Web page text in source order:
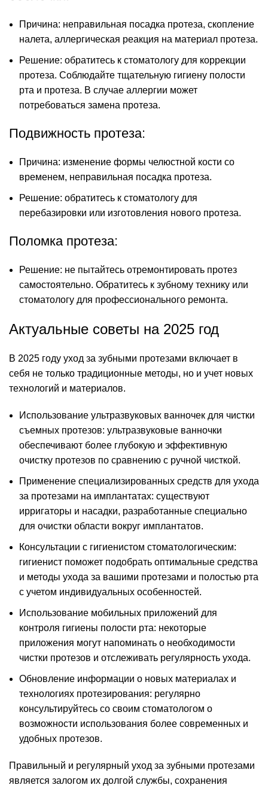
Причина: неправильная посадка протеза, скопление
налета, аллергическая реакция на материал протеза.
Решение: обратитесь к стоматологу для коррекции
протеза. Соблюдайте тщательную гигиену полости
рта и протеза. В случае аллергии может
потребоваться замена протеза.
Подвижность протеза:
Причина: изменение формы челюстной кости со
временем, неправильная посадка протеза.
Решение: обратитесь к стоматологу для
перебазировки или изготовления нового протеза.
Поломка протеза:
Решение: не пытайтесь отремонтировать протез
самостоятельно. Обратитесь к зубному технику или
стоматологу для профессионального ремонта.
Актуальные советы на 2025 год
В 2025 году уход за зубными протезами включает в
себя не только традиционные методы, но и учет новых
технологий и материалов.
Использование ультразвуковых ванночек для чистки
съемных протезов: ультразвуковые ванночки
обеспечивают более глубокую и эффективную
очистку протезов по сравнению с ручной чисткой.
Применение специализированных средств для ухода
за протезами на имплантатах: существуют
ирригаторы и насадки, разработанные специально
для очистки области вокруг имплантатов.
Консультации с гигиенистом стоматологическим:
гигиенист поможет подобрать оптимальные средства
и методы ухода за вашими протезами и полостью рта
с учетом индивидуальных особенностей.
Использование мобильных приложений для
контроля гигиены полости рта: некоторые
приложения могут напоминать о необходимости
чистки протезов и отслеживать регулярность ухода.
Обновление информации о новых материалах и
технологиях протезирования: регулярно
консультируйтесь со своим стоматологом о
возможности использования более современных и
удобных протезов.
Правильный и регулярный уход за зубными протезами
является залогом их долгой службы, сохранения